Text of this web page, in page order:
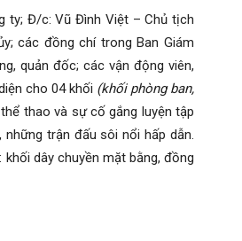
Đ/c: Vũ Đình Việt – Chủ tịch
các đồng chí trong Ban Giám
quản đốc; các vận động viên,
cho 04 khối (khối phòng ban,
thao và sự cố gắng luyện tập
trận đấu sôi nổi hấp dẫn.
dây chuyền mặt bằng, đồng